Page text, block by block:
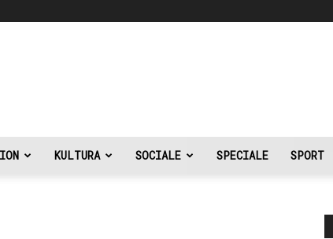
KULTURA SOCIALE SPECIALE SPORT